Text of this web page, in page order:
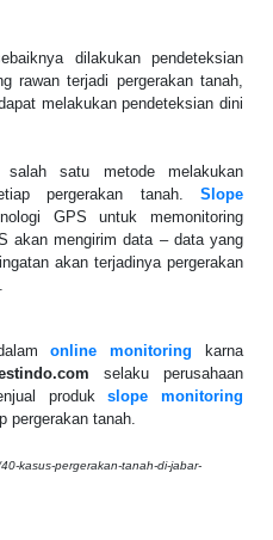
dilakukan pendeteksian
rawan terjadi pergerakan tanah,
melakukan pendeteksian dini
salah satu metode melakukan
pergerakan tanah. Slope
GPS untuk memonitoring
akan mengirim data – data yang
akan terjadinya pergerakan
online monitoring
karna
selaku perusahaan
produkslope monitoring
pergerakan tanah.
kasus-pergerakan-tanah-di-jabar-